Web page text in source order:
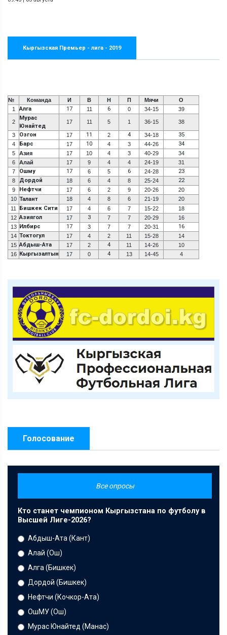
Кыргызская Премьер - лига - 2019
№ Команда И В Н П Мячи
О
1
Алга 17 11 6 0 34-15 39
2
Мурас
Юнайтед
17 11 5 1 36-15 38
3 Озгон 17 11 2 4 34-18 35
4 Барс 17 10 4 3 44-26 34
5 Азия 17 10 4 3 40-29
34
6
Алай 17 9 4 4 24-19
31
7
Ошму 17 6 5 6 24-28 23
8 Дордой 18 6 4 8 25-24 22
9 Нефтчи 17 6 2 9 20-26
20
10 Талант 18 4 8 6 21-19
20
11
Бишкек Сити 17 4 6 7 15-22
18
12 Азиягол 17 3 7 7 20-29
16
13 Илбирс 17 3 7 7 20-31 16
14 Токтогул 17 4 2 11 15-28
14
15 Абдыш-Ата 17 2 4 11 14-26
10
16 Кыргызалтын 17 0 4 13 14-45 4
Голосование
Все опросы
Кто станет чемпионом Кыргызстана по футболу в
Высшей Лиге-2026?
Абдыш-Ата (Кант)
Алай (Ош)
Алга (Бишкек)
Дордой (Бишкек)
Нефтчи (Кочкор-Ата)
ОшМУ (Ош)
Мурас Юнайтед (Манас)